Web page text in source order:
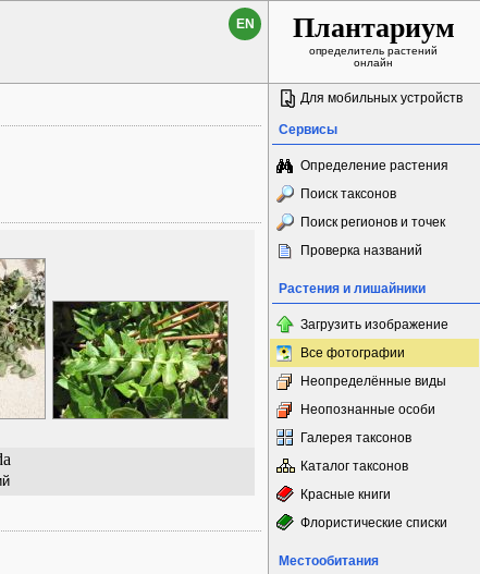
EN Плантариум
определитель растений
онлайн
Для мобильных устройств
Сервисы
Определение растения
Поиск таксонов
Поиск регионов и точек
Проверка названий
Растения и лишайники
Загрузить изображение
Все фотографии
Неопределённые виды
Неопознанные особи
Галерея таксонов
Каталог таксонов
Красные книги
Флористические списки
Местообитания